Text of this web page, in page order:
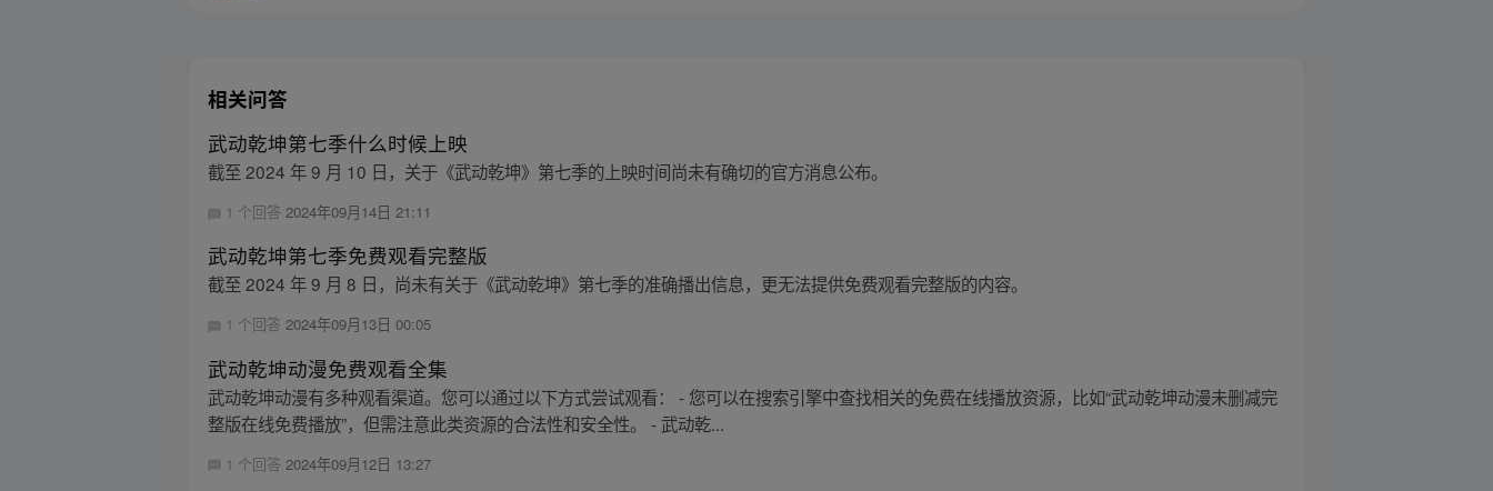
相关问答
武动乾坤第七季什么时候上映
截至 2024 年 9 月 10 日，关于《武动乾坤》第七季的上映时间尚未有确切的官方消息公布。
1 个回答2024年09月14日 21:11
武动乾坤第七季免费观看完整版
截至 2024 年 9 月 8 日，尚未有关于《武动乾坤》第七季的准确播出信息，更无法提供免费观看完整版的内容。
1 个回答2024年09月13日 00:05
武动乾坤动漫免费观看全集
武动乾坤动漫有多种观看渠道。您可以通过以下方式尝试观看： - 您可以在搜索引擎中查找相关的免费在线播放资源，比如“武动乾坤动漫未删减完
整版在线免费播放”，但需注意此类资源的合法性和安全性。 - 武动乾...
1 个回答 2024年09月12日 13:27